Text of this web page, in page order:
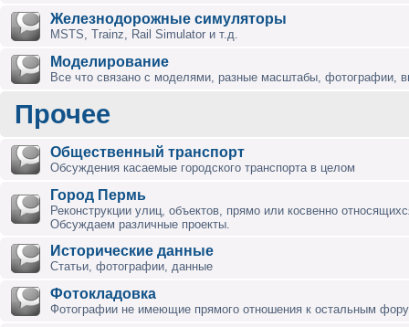
Железнодорожные симуляторы
MSTS, Trainz, Rail Simulator и т.д.
Моделирование
Все что связано с моделями, разные масштабы, фотографии,
Прочее
Общественный транспорт
Обсуждения касаемые городского транспорта в целом
Город Пермь
Реконструкции улиц, объектов, прямо или косвенно
Обсуждаем различные проекты.
Исторические данные
Статьи, фотографии, данные
Фотокладовка
Фотографии не имеющие прямого отношения к остальным